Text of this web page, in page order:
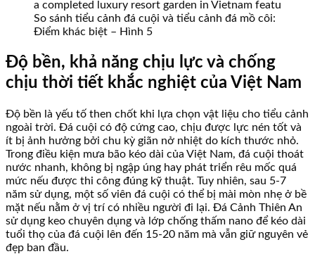
So sánh tiểu cảnh đá cuội và tiểu cảnh đá mồ côi:
Điểm khác biệt – Hình 5
Độ bền, khả năng chịu lực và chống
chịu thời tiết khắc nghiệt của Việt Nam
Độ bền là yếu tố then chốt khi lựa chọn vật liệu cho tiểu cảnh
ngoài trời. Đá cuội có độ cứng cao, chịu được lực nén tốt và
ít bị ảnh hưởng bởi chu kỳ giãn nở nhiệt do kích thước nhỏ.
Trong điều kiện mưa bão kéo dài của Việt Nam, đá cuội thoát
nước nhanh, không bị ngập úng hay phát triển rêu mốc quá
mức nếu được thi công đúng kỹ thuật. Tuy nhiên, sau 5-7
năm sử dụng, một số viên đá cuội có thể bị mài mòn nhẹ ở bề
mặt nếu nằm ở vị trí có nhiều người đi lại. Đá Cảnh Thiên An
sử dụng keo chuyên dụng và lớp chống thấm nano để kéo dài
tuổi thọ của đá cuội lên đến 15-20 năm mà vẫn giữ nguyên vẻ
đẹp ban đầu.